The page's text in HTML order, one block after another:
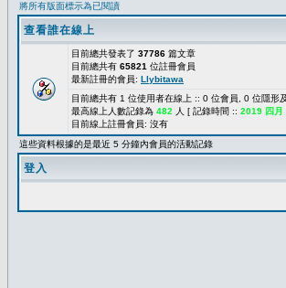
將所有版面標示為已閱讀
查看誰在線上
目前總共發表了 37786 篇文章
目前總共有 65821 位註冊會員
最新註冊的會員: Llybitawa
目前總共有 1 位使用者在線上 :: 0 位會員, 0 位隱
最高線上人數記錄為 482 人 [ 記錄時間 :: 2019 四
目前線上註冊會員: 沒有
這些資料根據的是最近 5 分鐘內會員的活動記錄
登入